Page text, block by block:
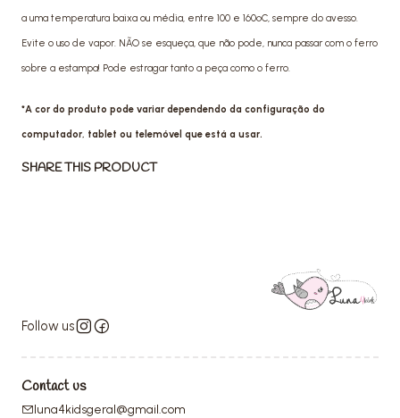
a uma temperatura baixa ou média, entre 100 e 160ºC, sempre do avesso.
Evite o uso de vapor. NÃO se esqueça, que não pode, nunca passar com o ferro
sobre a estampa! Pode estragar tanto a peça como o ferro.
*A cor do produto pode variar dependendo da configuração do
computador, tablet ou telemóvel que está a usar.
SHARE THIS PRODUCT
Follow us
Contact us
luna4kidsgeral@gmail.com